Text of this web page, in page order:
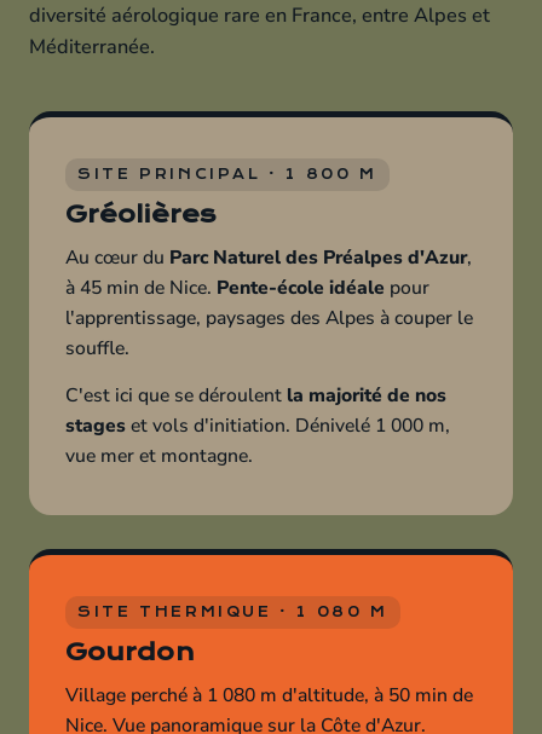
diversité aérologique rare en France, entre Alpes et
Méditerranée.
SITE PRINCIPAL · 1 800 M
Gréolières
Au cœur du Parc Naturel des Préalpes d'Azur,
à 45 min de Nice. Pente-école idéale pour
l'apprentissage, paysages des Alpes à couper le
souffle.
C'est ici que se déroulent la majorité de nos
stageset vols d'initiation. Dénivelé 1 000 m,
vue mer et montagne.
SITE THERMIQUE · 1 080 M
Gourdon
Village perché à 1 080 m d'altitude, à 50 min de
Nice. Vue panoramique sur la Côte d'Azur.